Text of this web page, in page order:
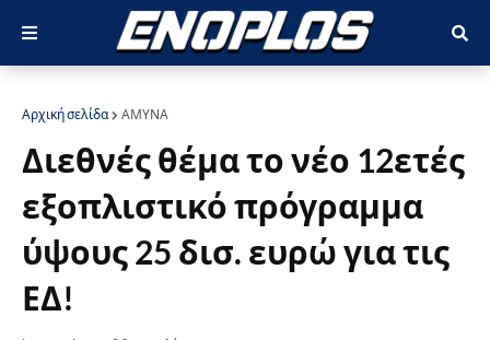
Αρχική σελίδα ΑΜΥΝΑ
Διεθνές θέμα το νέο 12ετές
εξοπλιστικό πρόγραμμα
ύψους 25 δισ. ευρώ για τις
ΕΔ!